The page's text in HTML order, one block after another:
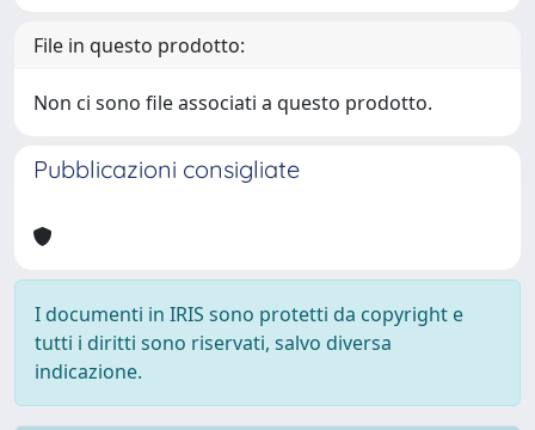
File in questo prodotto:
Non ci sono file associati a questo prodotto.
Pubblicazioni consigliate
I documenti in IRIS sono protetti da copyright e
tutti i diritti sono riservati, salvo diversa
indicazione.